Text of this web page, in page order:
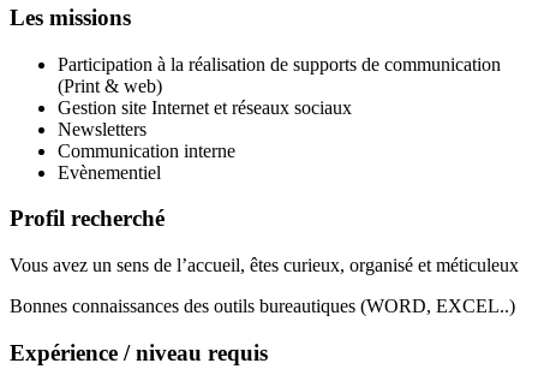
Les missions
Participation à la réalisation de supports de communication
(Print & web)
Gestion site Internet et réseaux sociaux
Newsletters
Communication interne
Evènementiel
Profil recherché
Vous avez un sens de l’accueil, êtes curieux, organisé et méticuleux
Bonnes connaissances des outils bureautiques (WORD, EXCEL..)
Expérience / niveau requis